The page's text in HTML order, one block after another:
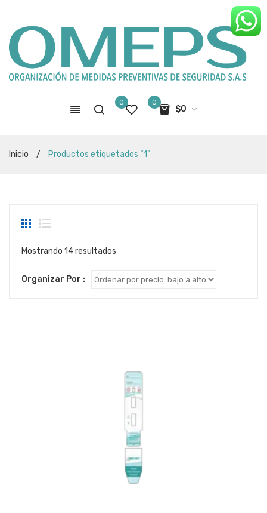
0 0
$0
compras
Inicio / Productos etiquetados “1”
Mostrando 14 resultados
Organizar Por :